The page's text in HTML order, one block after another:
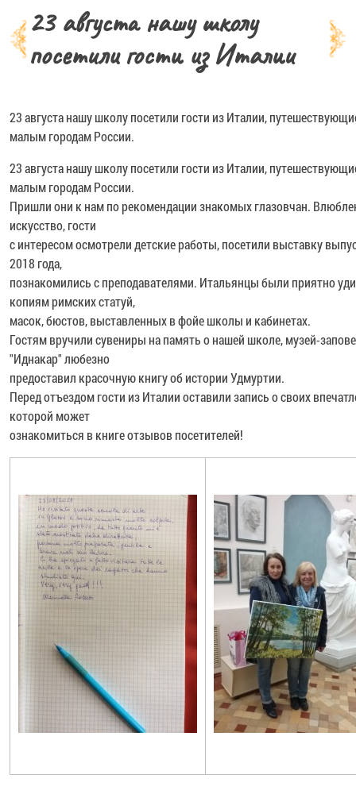
23 августа нашу школу
посетили гости из Италии
23 августа нашу школу посетили гости из Италии,
малым городам России.
23 августа нашу школу посетили гости из Италии,
малым городам России.
Пришли они к нам по рекомендации знакомых глазовчан.
искусство, гости
с интересом осмотрели детские работы, посетили выставку
2018 года,
познакомились с преподавателями. Итальянцы были приятно
копиям римских статуй,
масок, бюстов, выставленных в фойе школы и кабинетах.
Гостям вручили сувениры на память о нашей школе, музей-
"Иднакар" любезно
предоставил красочную книгу об истории Удмуртии.
Перед отъездом гости из Италии оставили запись о своих
которой может
ознакомиться в книге отзывов посетителей!